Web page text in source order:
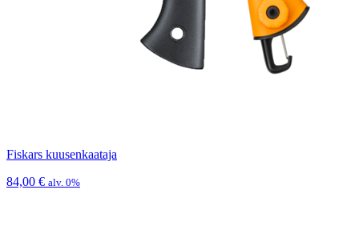
Fiskars kuusenkaataja
84,00 € alv. 0%